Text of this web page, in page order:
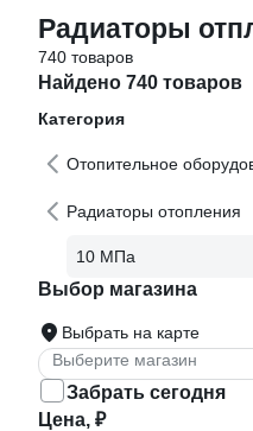
Радиаторы
740 товаров
Найдено 740 товаров
Категория
Отопительное
Радиаторы отопления
10 МПа
Выбор магазина
Выбрать на карте
Выберите магазин
Забрать сегодня
Цена, ₽